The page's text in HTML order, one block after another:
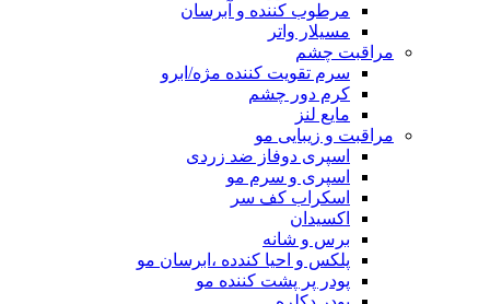
مرطوب کننده و آبرسان
مسیلار واتر
مراقبت چشم
سرم تقویت کننده مژه/ابرو
کرم دور چشم
مایع لنز
مراقبت و زیبایی مو
اسپری دوفاز ضد زردی
اسپری و سرم مو
اسکراب کف سر
اکسیدان
برس و شانه
پلکس و احیا کندده ،ابرسان مو
پودر پر پشت کننده مو